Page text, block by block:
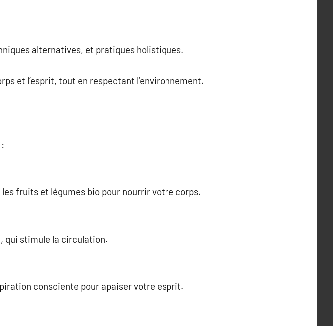
alternatives, et pratiques holistiques.
et l’esprit, tout en respectant l’environnement.
fruits et légumes bio pour nourrir votre corps.
qui stimule la circulation.
consciente pour apaiser votre esprit.